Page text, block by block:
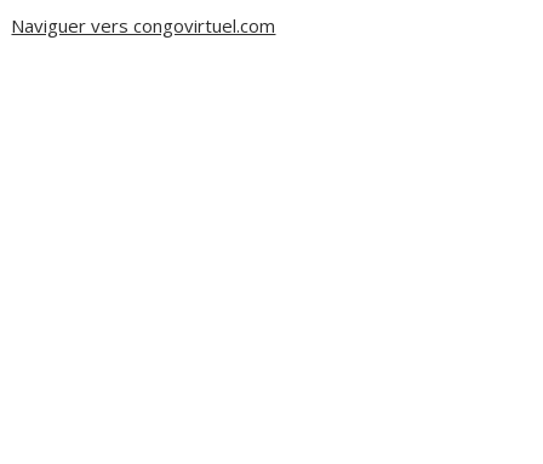
Naviguer vers congovirtuel.com